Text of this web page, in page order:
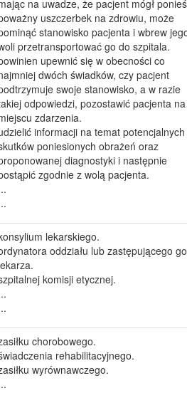
na uwadze, że pacjent mógł
uszczerbek na zdrowiu, może
stanowisko pacjenta i wbrew
przetransportować go do szpitala.
upewnić się w obecności co
dwóch świadków, czy pacjent
swoje stanowisko, a w razie
odpowiedzi, pozostawić pacjenta na
zdarzenia.
informacji na temat potencjalnych
poniesionych obrażeń oraz
diagnostyki i następnie
zgodnie z wolą pacjenta.
lekarskiego.
oddziału lub zastępującego go
komisji etycznej.
chorobowego.
rehabilitacyjnego.
wyrównawczego.